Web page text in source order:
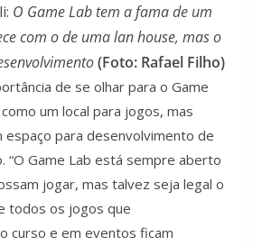
O Game Lab tem a fama de um
com o de uma lan house, mas o
(Foto: Rafael Filho)
de se olhar para o Game
um local para jogos, mas
espaço para desenvolvimento de
“O Game Lab está sempre aberto
jogar, mas talvez seja legal o
todos os jogos que
curso e em eventos ficam